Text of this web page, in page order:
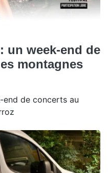
un week-end de
montagnes
end de concerts au